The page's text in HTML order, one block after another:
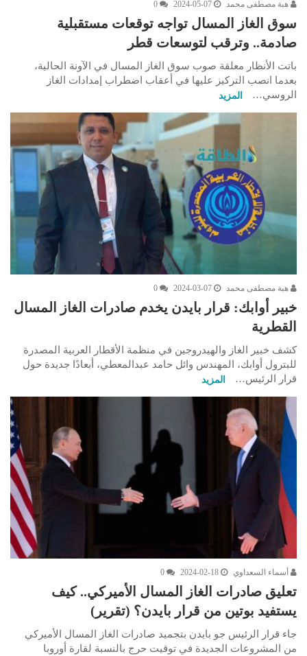
هبة مصطفى محمد 2024-05-07
0
سوق الغاز المسال تواجه توقعات مستقبلية
صادمة.. وترقب لتوسعات قطر
باتت الأنظار معلقة صوب سوق الغاز المسال في الآونة الحالية،
بعدما انصب التركيز عليها في أعقاب اضطراب إمدادات الغاز
الروسي…
المزيد
هبة مصطفى محمد 2024-03-07
0
خبير أوابك: قرار بايدن يخدم صادرات الغاز المسال
القطرية
كشف خبير الغاز والهيدروجين في منظمة الأقطار العربية المصدرة
للبترول أوابك، المهندس وائل حامد عبدالمعطي، أبعادًا جديدة حول
قرار الرئيس…
المزيد
أسماء السعداوي 2024-02-18
0
تعليق صادرات الغاز المسال الأميركي.. كيف
يستفيد بوتين من قرار بايدن؟ (تقرير)
جاء قرار الرئيس جو بايدن بتجميد صادرات الغاز المسال الأميركي
من المشروعات الجديدة في توقيت حرج بالنسبة لقارة أوروبا